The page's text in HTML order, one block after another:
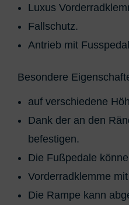
Luxus
Fallschutz.
Antrieb mit
Besondere
auf verschiedene
Dank der an den
befestigen.
Die Fußpedale
Vorderradklemme mit
Die Rampe kann